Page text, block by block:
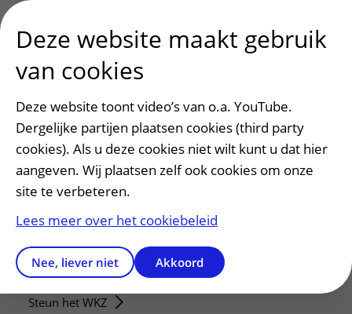
Patiëntenservice
Meedoen aan wetenschappelijk onderzoek
Samenwerken met patiënten
Clientenraad
Steun het WKZ
Deze website maakt gebruik
van cookies
Deze website toont video’s van o.a. YouTube.
Dergelijke partijen plaatsen cookies (third party
cookies). Als u deze cookies niet wilt kunt u dat hier
aangeven. Wij plaatsen zelf ook cookies om onze
site te verbeteren.
Lees meer over het cookiebeleid
Nee, liever niet Akkoord